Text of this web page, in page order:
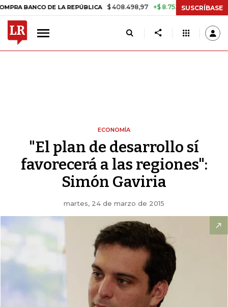
DE LA REPÚBLICA $ 408.498,97 +$ 8.753,81 +2,19% TASA DE
SUSCRÍBASE
ECONOMÍA
"El plan de desarrollo sí
favorecerá a las regiones":
Simón Gaviria
martes, 24 de marzo de 2015